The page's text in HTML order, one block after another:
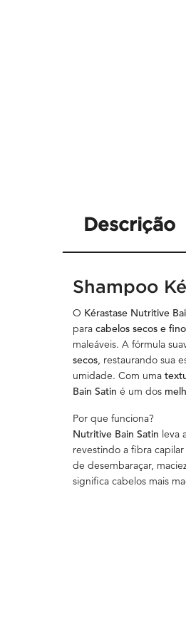
Descrição
Shampoo
O Kérastase Nutritive
para cabelos secos e
maleáveis. A fórmula
secos, restaurando sua
umidade. Com uma
Bain Satin é um dos
Por que funciona?
Nutritive Bain Satin leva
revestindo a fibra
de desembaraçar,
significa cabelos mais